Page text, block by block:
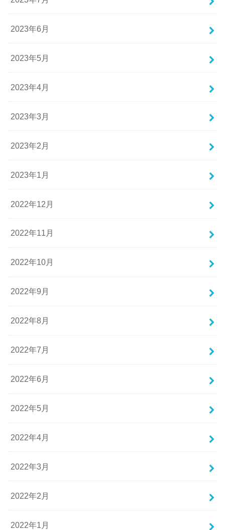
2023年6月
2023年5月
2023年4月
2023年3月
2023年2月
2023年1月
2022年12月
2022年11月
2022年10月
2022年9月
2022年8月
2022年7月
2022年6月
2022年5月
2022年4月
2022年3月
2022年2月
2022年1月